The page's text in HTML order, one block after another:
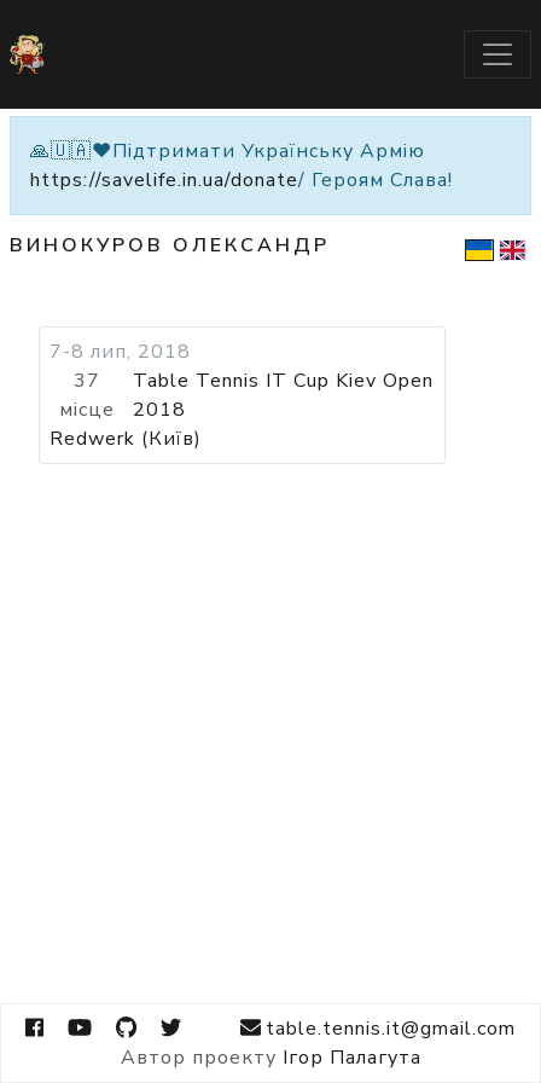
🙏🇺🇦❤️Підтримати Українську Армію
https://savelife.in.ua/donate/ Героям Слава!
ВИНОКУРОВ ОЛЕКСАНДР
7-8 лип, 2018
37
місце
Table Tennis IT Cup Kiev Open
2018
Redwerk (Київ)
table.tennis.it@gmail.com
Автор проекту Ігор Палагута